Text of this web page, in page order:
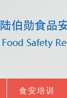
食安培训